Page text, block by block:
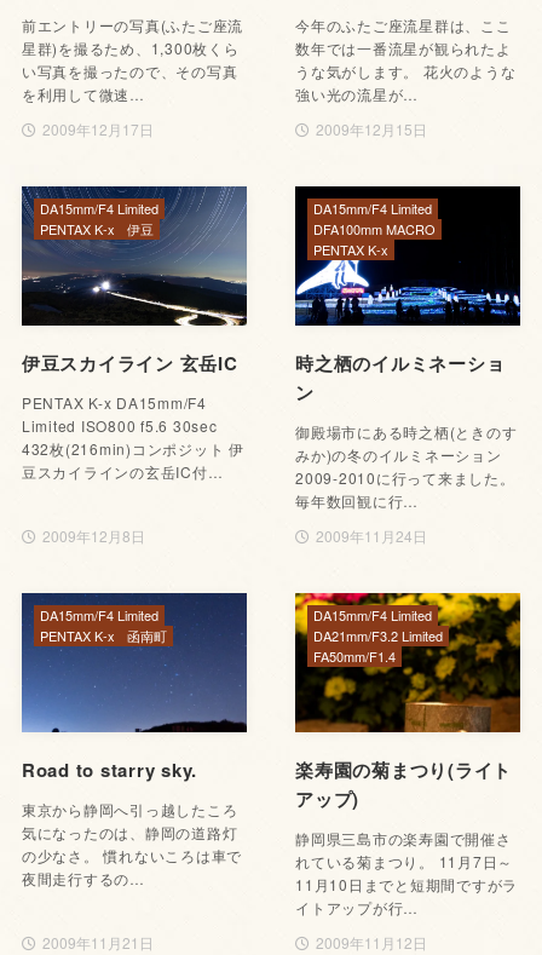
前エントリーの写真(ふたご座流
星群)を撮るため、1,300枚くら
い写真を撮ったので、その写真
を利用して微速…
2009年12月17日
今年のふたご座流星群は、ここ
数年では一番流星が観られたよ
うな気がします。 花火のような
強い光の流星が…
2009年12月15日
伊豆スカイライン 玄岳IC
PENTAX K-x DA15mm/F4
Limited ISO800 f5.6 30sec
432枚(216min)コンポジット 伊
豆スカイラインの玄岳IC付…
2009年12月8日
DA15mm/F4 Limited
PENTAX K-x
伊豆
時之栖のイルミネーショ
ン
御殿場市にある時之栖(ときのす
みか)の冬のイルミネーション
2009-2010に行って来ました。
毎年数回観に行…
2009年11月24日
DA15mm/F4 Limited
DFA100mm MACRO
PENTAX K-x
Road to starry sky.
東京から静岡へ引っ越したころ
気になったのは、静岡の道路灯
の少なさ。 慣れないころは車で
夜間走行するの…
2009年11月21日
DA15mm/F4 Limited
PENTAX K-x
函南町
楽寿園の菊まつり(ライト
アップ)
静岡県三島市の楽寿園で開催さ
れている菊まつり。 11月7日～
11月10日までと短期間ですがラ
イトアップが行…
2009年11月12日
DA15mm/F4 Limited
DA21mm/F3.2 Limited
FA50mm/F1.4